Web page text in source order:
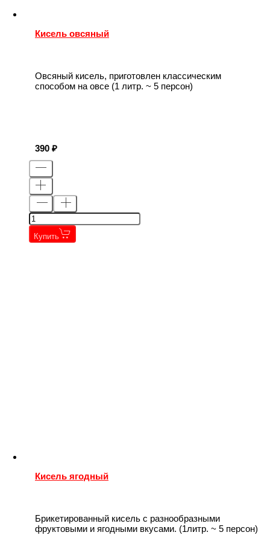
Кисель овсяный
Овсяный кисель, приготовлен классическим
способом на овсе (1 литр. ~ 5 персон)
390
Купить
Кисель ягодный
Брикетированный кисель с разнообразными
фруктовыми и ягодными вкусами. (1литр. ~ 5 персон)